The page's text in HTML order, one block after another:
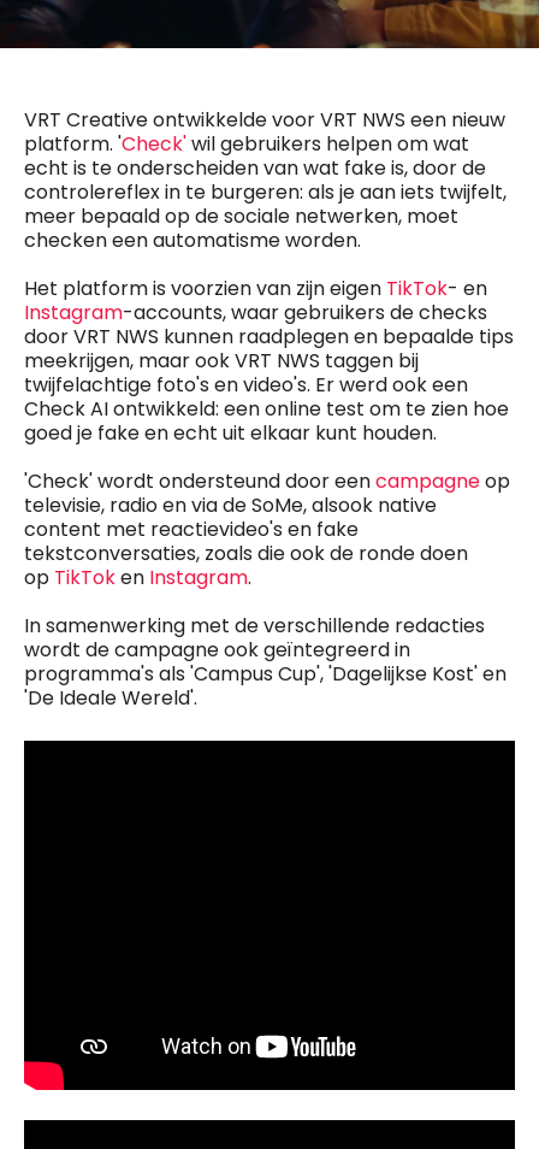
VRT Creative ontwikkelde voor VRT NWS een nieuw
platform. 'Check'wil gebruikers helpen om wat
echt is te onderscheiden van wat fake is, door de
controlereflex in te burgeren: als je aan iets twijfelt,
meer bepaald op de sociale netwerken, moet
checken een automatisme worden.
Het platform is voorzien van zijn eigen TikTok- en
Instagram-accounts, waar gebruikers de checks
door VRT NWS kunnen raadplegen en bepaalde tips
meekrijgen, maar ook VRT NWS taggen bij
twijfelachtige foto's en video's. Er werd ook een
Check AI ontwikkeld: een online test om te zien hoe
goed je fake en echt uit elkaar kunt houden.
'Check' wordt ondersteund door eencampagneop
televisie, radio en via de SoMe, alsook native
content met reactievideo's en fake
tekstconversaties, zoals die ook de ronde doen
op TikToken Instagram.
In samenwerking met de verschillende redacties
wordt de campagne ook geïntegreerd in
programma's als 'Campus Cup', 'Dagelijkse Kost' en
'De Ideale Wereld'.
Fred Bouchar
0498 88 64 89
Chief Editor
Griet Byl
0475 97 12 57
g.byl@mm.be
Damien Lemaire
0477 37 31 65
d.lemaire@mm.be
Daily
Freemium
access
5 x week
MM e - News
1 x week
MM Brunch
1 x week
MM Tech
Research
10 x year
MM Blue
4 x year
MM Magazine
(digital)
Vragen ?